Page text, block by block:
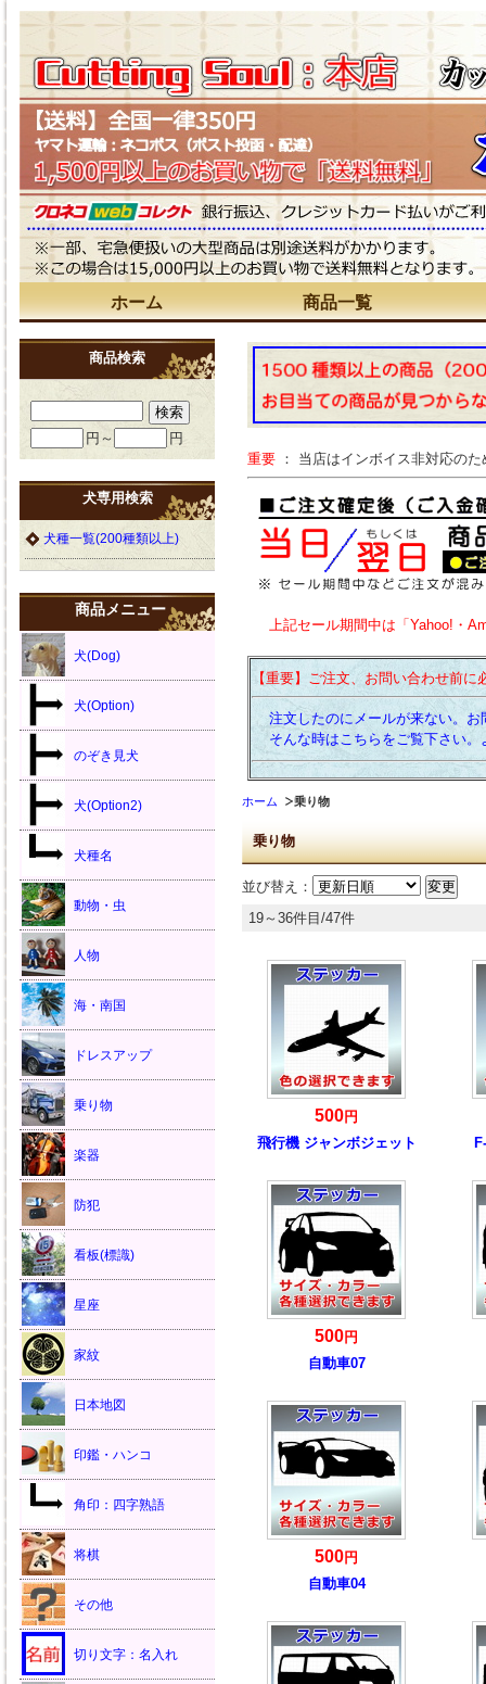
ホーム 商品一覧
重要 ： 当店はインボイス非対応の
上記セール期間中は「Yahoo!・
【重要】ご注文、お問い合わせ前に
注文したのにメールが来ない。お
そんな時はこちらをご覧下さい。
ホーム 乗り物
乗り物
並び替え：
19～36件目/47件
500円
飛行機 ジャンボジェット
500円
自動車07
500円
自動車04
商品検索
円～ 円
犬専用検索
犬種一覧(200種類以上)
商品メニュー
犬(Dog)
犬(Option)
のぞき見犬
犬(Option2)
犬種名
動物・虫
人物
海・南国
ドレスアップ
乗り物
楽器
防犯
看板(標識)
星座
家紋
日本地図
印鑑・ハンコ
角印：四字熟語
将棋
その他
切り文字：名入れ